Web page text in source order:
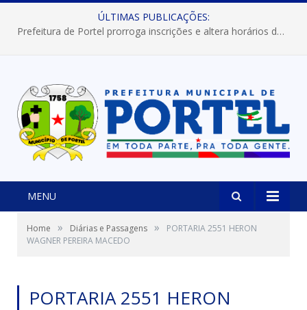
ÚLTIMAS PUBLICAÇÕES:
Prefeitura de Portel prorroga inscrições e altera horários dos concursos “Musa” e “Miss Mix Verão 2026”
MENU
Home » Diárias e Passagens »
PORTARIA 2551 HERON
WAGNER PEREIRA MACEDO
PORTARIA 2551 HERON